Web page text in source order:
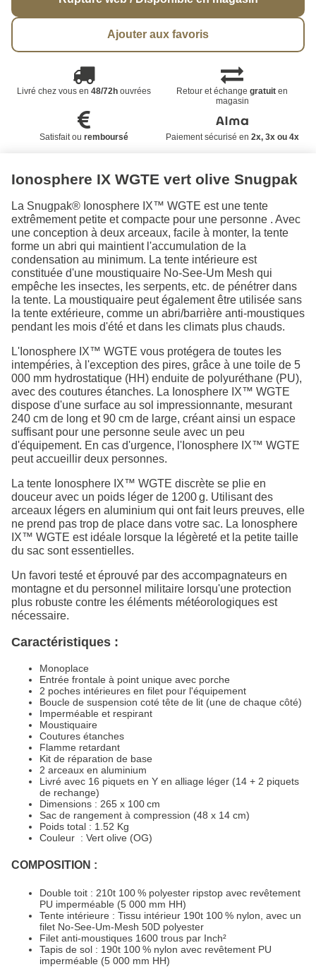
Ajouter aux favoris
Livré chez vous en 48/72houvrées Retour et échangegratuit en
magasin
Satisfait ou remboursé Paiement sécurisé en 2x, 3x ou 4x
Ionosphere IX WGTE vert olive Snugpak
La Snugpak® Ionosphere IX™ WGTE est une tente
extrêmement petite et compacte pour une personne . Avec
une conception à deux arceaux, facile à monter, la tente
forme un abri qui maintient l'accumulation de la
condensation au minimum. La tente intérieure est
constituée d'une moustiquaire No-See-Um Mesh qui
empêche les insectes, les serpents, etc. de pénétrer dans
la tente. La moustiquaire peut également être utilisée sans
la tente extérieure, comme un abri/barrière anti-moustiques
pendant les mois d'été et dans les climats plus chauds.
L'Ionosphere IX™ WGTE vous protégera de toutes les
intempéries, à l'exception des pires, grâce à une toile de 5
000 mm hydrostatique (HH) enduite de polyuréthane (PU),
avec des coutures étanches. La Ionosphere IX™ WGTE
dispose d'une surface au sol impressionnante, mesurant
240 cm de long et 90 cm de large, créant ainsi un espace
suffisant pour une personne seule avec un peu
d'équipement. En cas d'urgence, l'Ionosphere IX™ WGTE
peut accueillir deux personnes.
La tente Ionosphere IX™ WGTE discrète se plie en
douceur avec un poids léger de 1200 g. Utilisant des
arceaux légers en aluminium qui ont fait leurs preuves, elle
ne prend pas trop de place dans votre sac. La Ionosphere
IX™ WGTE est idéale lorsque la légèreté et la petite taille
du sac sont essentielles.
Un favori testé et éprouvé par des accompagnateurs en
montagne et du personnel militaire lorsqu'une protection
plus robuste contre les éléments météorologiques est
nécessaire.
Caractéristiques :
Monoplace
Entrée frontale à point unique avec porche
2 poches intérieures en filet pour l'équipement
Boucle de suspension coté tête de lit (une de chaque côté)
Imperméable et respirant
Moustiquaire
Coutures étanches
Flamme retardant
Kit de réparation de base
2 arceaux en aluminium
Livré avec 16 piquets en Y en alliage léger (14 + 2 piquets
de rechange)
Dimensions : 265 x 100 cm
Sac de rangement à compression (48 x 14 cm)
Poids total : 1.52 Kg
Couleur : Vert olive (OG)
COMPOSITION :
Double toit : 210t 100 % polyester ripstop avec revêtement
PU imperméable (5 000 mm HH)
Tente intérieure : Tissu intérieur 190t 100 % nylon, avec un
filet No-See-Um-Mesh 50D polyester
Filet anti-moustiques 1600 trous par Inch²
Tapis de sol : 190t 100 % nylon avec revêtement PU
imperméable (5 000 mm HH)